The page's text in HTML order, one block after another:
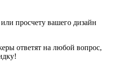
просчету вашего дизайн
ответят на любой вопрос,